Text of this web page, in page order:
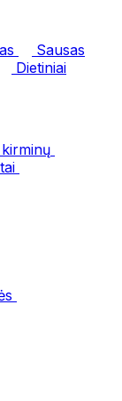
Sausas
Dietiniai